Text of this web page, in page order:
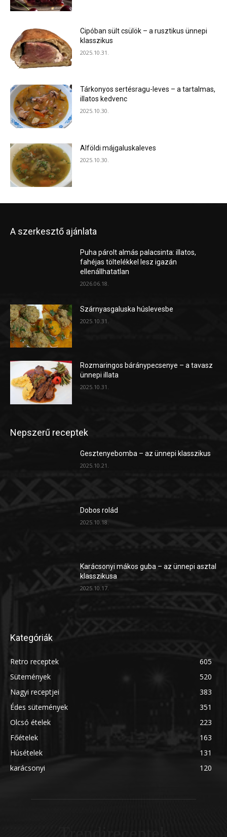
Cipóban sült csülök – a rusztikus ünnepi
klasszikus
2025.10.31.
Tárkonyos sertésragu-leves – a tartalmas,
illatos kedvenc
2025.10.30.
Alföldi májgaluskaleves
2025.10.30.
A szerkesztő ajánlata
Puha párolt almás palacsinta: illatos,
fahéjas töltelékkel lesz igazán
ellenállhatatlan
2026.06.18.
Szárnyasgaluska húslevesbe
2025.10.31.
Rozmaringos báránypecsenye – a tavasz
ünnepi illata
2025.10.31.
Nepszerű receptek
Gesztenyebomba – az ünnepi klasszikus
2025.10.21.
Dobos rolád
2025.10.18.
Karácsonyi mákos guba – az ünnepi asztal
klasszikusa
2025.10.17.
Kategóriák
Retro receptek
605
Sütemények
520
Nagyi receptjei
383
Édes sütemények
351
Olcsó ételek
223
Főételek
163
Húsételek
131
karácsonyi
120